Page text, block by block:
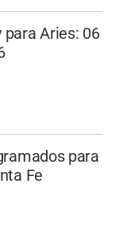
para Aries: 06
para
Fe